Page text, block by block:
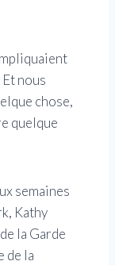
nous
chose,
quelque
semaines
Kathy
la Garde
de la